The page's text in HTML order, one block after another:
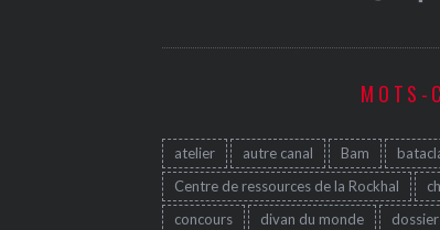
MOTS-
atelier autre canal Bam
Centre de ressources de la Rockhal
concours
divan du monde dossier